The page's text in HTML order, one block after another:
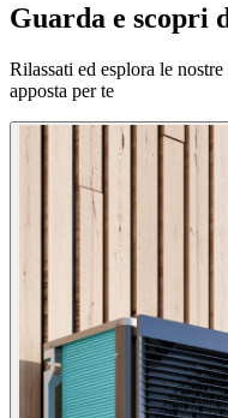
Guarda e scopri
Rilassati ed esplora le
apposta per te